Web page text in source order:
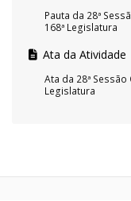
Pauta da 28ª
168ª Legislatura
Ata da Atividade
Ata da 28ª
Legislatura